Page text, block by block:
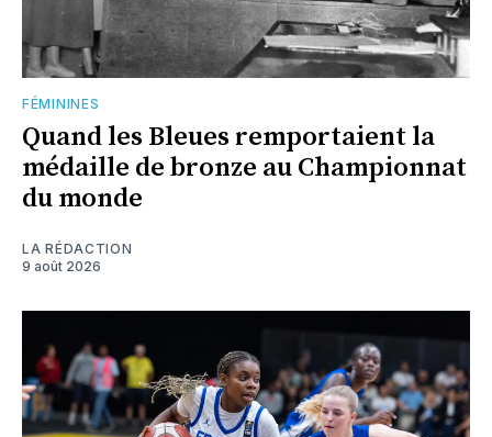
FÉMININES
Quand les Bleues remportaient la
médaille de bronze au Championnat
du monde
LA RÉDACTION
9 août 2026